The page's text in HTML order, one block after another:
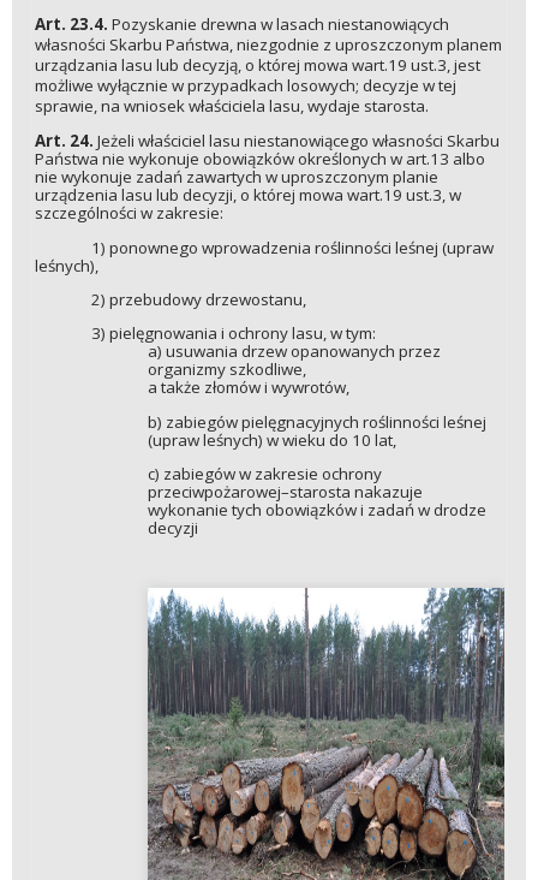
Art. 23.4. Pozyskanie drewna w lasach niestanowiących
własności Skarbu Państwa, niezgodnie z uproszczonym planem
urządzania lasu lub decyzją, o której mowa wart.19 ust.3, jest
możliwe wyłącznie w przypadkach losowych; decyzje w tej
sprawie, na wniosek właściciela lasu, wydaje starosta.
Art. 24. Jeżeli właściciel lasu niestanowiącego własności Skarbu
Państwa nie wykonuje obowiązków określonych w art.13 albo
nie wykonuje zadań zawartych w uproszczonym planie
urządzenia lasu lub decyzji, o której mowa wart.19 ust.3, w
szczególności w zakresie:
1) ponownego wprowadzenia roślinności leśnej (upraw
leśnych),
2) przebudowy drzewostanu,
3) pielęgnowania i ochrony lasu, w tym:
a) usuwania drzew opanowanych przez
organizmy szkodliwe,
a także złomów i wywrotów,
b) zabiegów pielęgnacyjnych roślinności leśnej
(upraw leśnych) w wieku do 10 lat,
c) zabiegów w zakresie ochrony
przeciwpożarowej–starosta nakazuje
wykonanie tych obowiązków i zadań w drodze
decyzji